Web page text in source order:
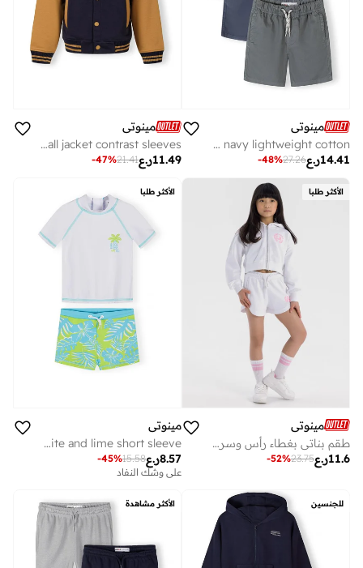
مينوتي
Boys 3-pack woven shorts blue grey navy lightweight cotton
ر.ع14.41
27.26
-48%
مينوتي
Boys lightweight navy baseball jacket contrast sleeves
ر.ع11.49
21.41
-47%
الأكثر طلبا
مينوتي
طقم بناتي بغطاء رأس وسروال قصير بستايل عصري وطباعة
ر.ع11.6
23.75
-52%
الأكثر طلبا
مينوتي
Boys rash set white and lime short sleeve
ر.ع8.57
15.58
-45%
على وشك النفاد
للجنسين الأكثر مشاهدة